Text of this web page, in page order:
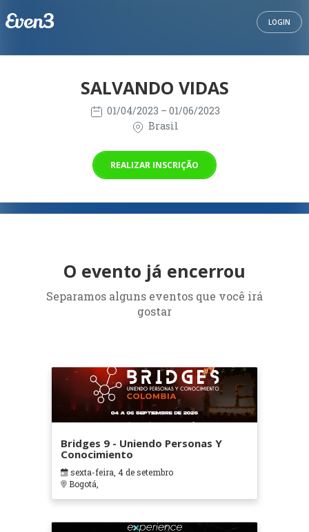
LOGIN
SALVANDO VIDAS
01/04/2023 – 01/06/2023
Brasil
REALIZAR INSCRIÇÃO
O evento já encerrou
Separamos alguns eventos que você irá
gostar
Bridges 9 - Uniendo Personas Y
Conocimiento
sexta-feira, 4 de setembro
Bogotá,